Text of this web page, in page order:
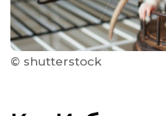
© shutterstock